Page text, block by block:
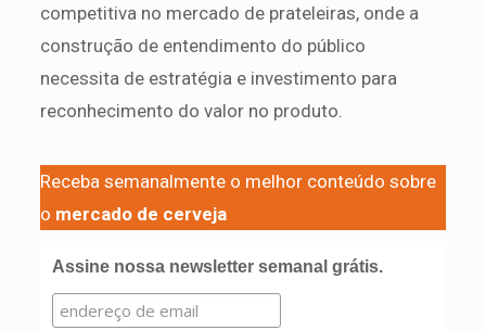
competitiva no mercado de prateleiras, onde a
construção de entendimento do público
necessita de estratégia e investimento para
reconhecimento do valor no produto.
Receba semanalmente o melhor conteúdo sobre
o mercado de cerveja
Assine nossa newsletter semanal grátis.